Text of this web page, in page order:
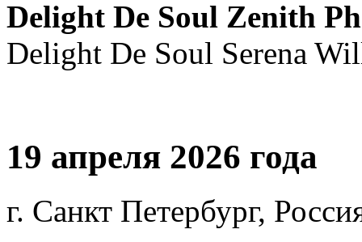
Delight De Soul Zenith
Delight De Soul Serena
19 апреля 2026 года
г. Санкт Петербург,